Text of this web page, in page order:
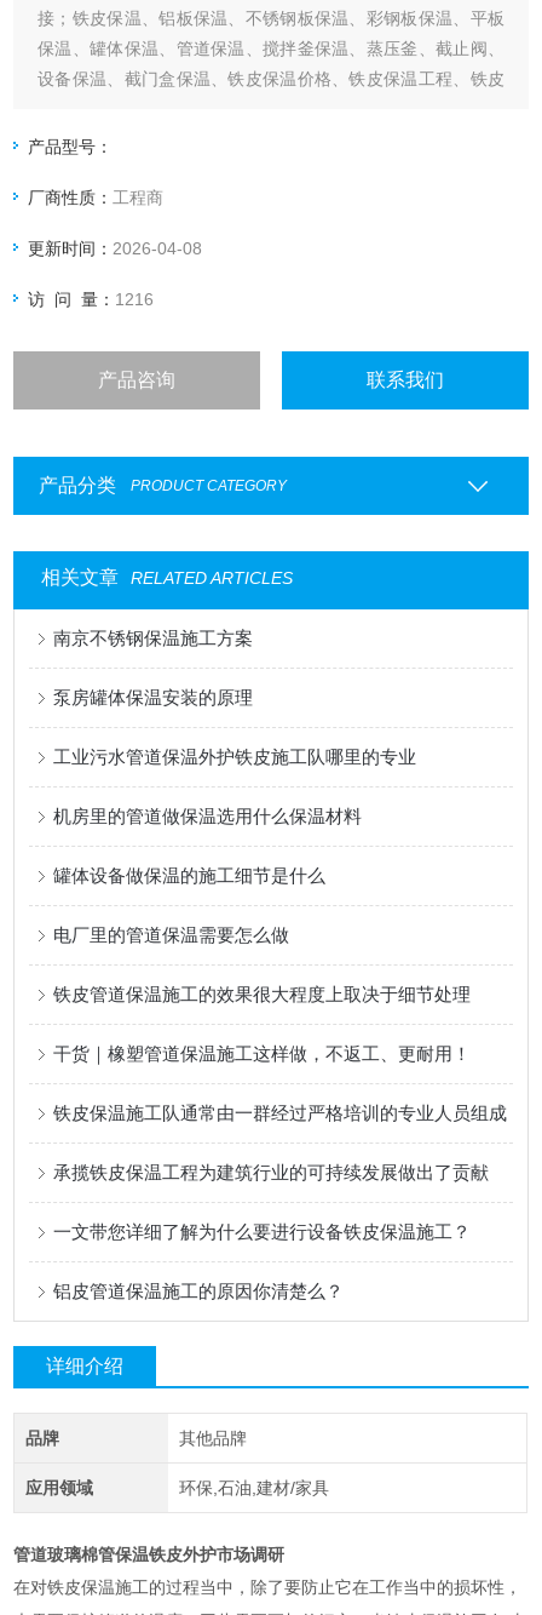
接；铁皮保温、铝板保温、不锈钢板保温、彩钢板保温、平板
保温、罐体保温、管道保温、搅拌釜保温、蒸压釜、截止阀、
设备保温、截门盒保温、铁皮保温价格、铁皮保温工程、铁皮
冶金化工保温、铁皮保温等产品专业生产，制作的公司。
产品型号：
厂商性质： 工程商
更新时间： 2026-04-08
访 问 量： 1216
产品咨询 联系我们
产品分类 PRODUCT CATEGORY
相关文章 RELATED ARTICLES
南京不锈钢保温施工方案
泵房罐体保温安装的原理
工业污水管道保温外护铁皮施工队哪里的专业
机房里的管道做保温选用什么保温材料
罐体设备做保温的施工细节是什么
电厂里的管道保温需要怎么做
铁皮管道保温施工的效果很大程度上取决于细节处理
干货｜橡塑管道保温施工这样做，不返工、更耐用！
铁皮保温施工队通常由一群经过严格培训的专业人员组成
承揽铁皮保温工程为建筑行业的可持续发展做出了贡献
一文带您详细了解为什么要进行设备铁皮保温施工？
铝皮管道保温施工的原因你清楚么？
详细介绍
品牌 其他品牌
应用领域 环保,石油,建材/家具
管道玻璃棉管保温铁皮外护市场调研
在对铁皮保温施工的过程当中，除了要防止它在工作当中的损坏性，